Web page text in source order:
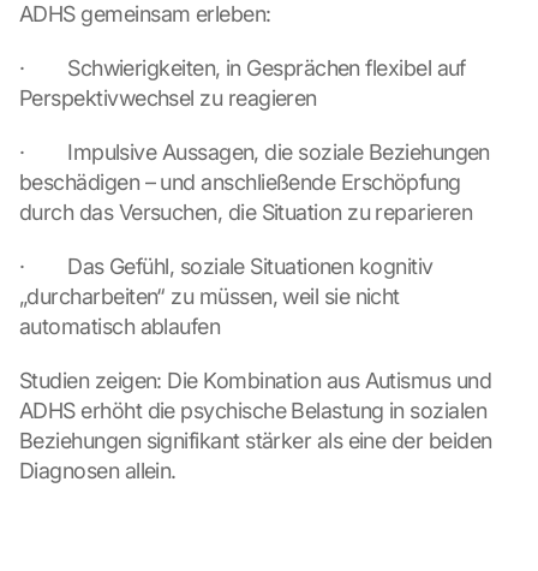
ADHS gemeinsam erleben:
·        Schwierigkeiten, in Gesprächen flexibel auf
Perspektivwechsel zu reagieren
·        Impulsive Aussagen, die soziale Beziehungen
beschädigen – und anschließende Erschöpfung
durch das Versuchen, die Situation zu reparieren
·        Das Gefühl, soziale Situationen kognitiv
„durcharbeiten“ zu müssen, weil sie nicht
automatisch ablaufen
Studien zeigen: Die Kombination aus Autismus und
ADHS erhöht die psychische Belastung in sozialen
Beziehungen signifikant stärker als eine der beiden
Diagnosen allein.